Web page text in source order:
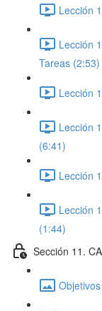
Lección
Lección
Tareas (2:53)
Lección
Lección
(6:41)
Lección
Lección
(1:44)
Sección 11.
Objetivos